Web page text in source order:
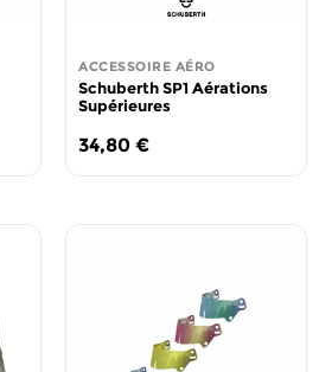
ACCESSOIRE AÉRO
Schuberth SP1 Aérations
Supérieures
34,80 €